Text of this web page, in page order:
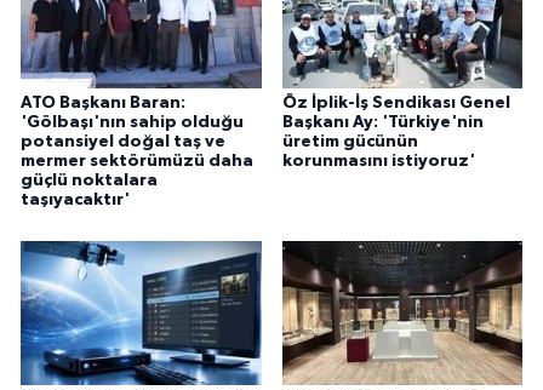
ATO Başkanı Baran:
'Gölbaşı'nın sahip olduğu
potansiyel doğal taş ve
mermer sektörümüzü daha
güçlü noktalara
taşıyacaktır'
Öz İplik-İş Sendikası Genel
Başkanı Ay: 'Türkiye'nin
üretim gücünün
korunmasını istiyoruz'
YEREL
Yerel Haberler